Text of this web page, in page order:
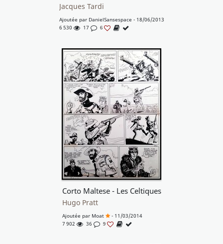
Jacques Tardi
Ajoutée par DanielSansespace - 18/06/2013
6 530
17 6
Corto Maltese - Les Celtiques
Hugo Pratt
Ajoutée par Moat
- 11/03/2014
7 902
36 9